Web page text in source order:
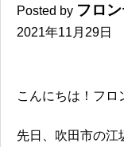
Posted by フロ
2021年11月29日
こんにちは！フロ
先日、吹田市の江